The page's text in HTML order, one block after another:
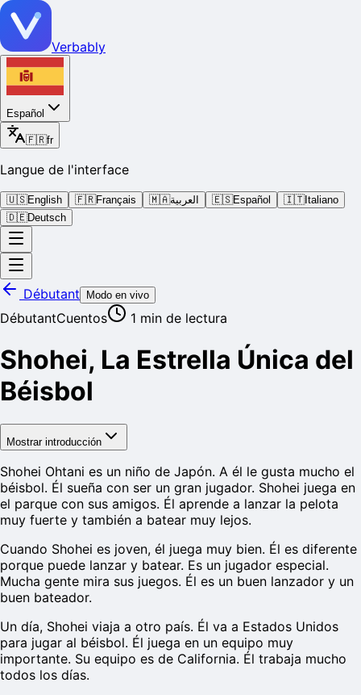
Verbably
Español
🇫🇷fr
Langue de l'interface
🇺🇸English 🇫🇷Français 🇲🇦العربية 🇪🇸Español 🇮🇹Italiano
🇩🇪Deutsch
Débutant Modo en vivo
DébutantCuentos 1 min de lectura
Shohei, La Estrella Única del
Béisbol
Mostrar introducción
Shohei Ohtani es un niño de Japón. A él le gusta mucho el
béisbol. Él sueña con ser un gran jugador. Shohei juega en
el parque con sus amigos. Él aprende a lanzar la pelota
muy fuerte y también a batear muy lejos.
Cuando Shohei es joven, él juega muy bien. Él es diferente
porque puede lanzar y batear. Es un jugador especial.
Mucha gente mira sus juegos. Él es un buen lanzador y un
buen bateador.
Un día, Shohei viaja a otro país. Él va a Estados Unidos
para jugar al béisbol. Él juega en un equipo muy
importante. Su equipo es de California. Él trabaja mucho
todos los días.